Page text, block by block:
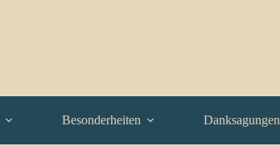
Besonderheiten Danksagungen